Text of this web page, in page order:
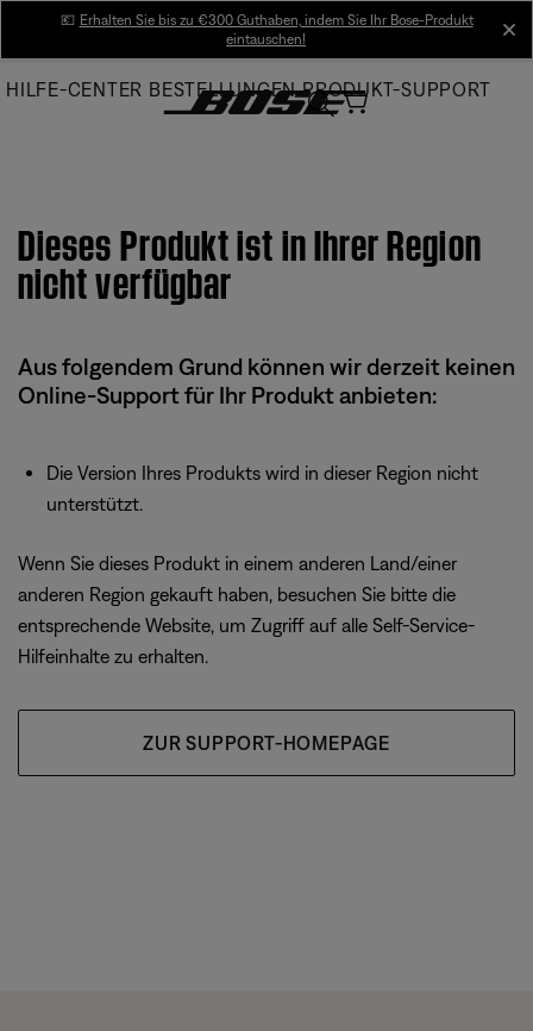
Main
💶 Erhalten Sie bis zu €300 Guthaben, indem Sie Ihr Bose-Produkt
eintauschen!
HILFE-CENTER BESTELLUNGEN PRODUKT-SUPPORT
Dieses Produkt ist in Ihrer Region
nicht verfügbar
Aus folgendem Grund können wir derzeit keinen
Online-Support für Ihr Produkt anbieten:
Die Version Ihres Produkts wird in dieser Region nicht
unterstützt.
Wenn Sie dieses Produkt in einem anderen Land/einer
anderen Region gekauft haben, besuchen Sie bitte die
entsprechende Website, um Zugriff auf alle Self-Service-
Hilfeinhalte zu erhalten.
ZUR SUPPORT-HOMEPAGE